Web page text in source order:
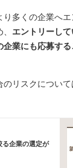
多くの企業へ
エントリーし
企業にも応募す
リスクについ
る企業の選定が